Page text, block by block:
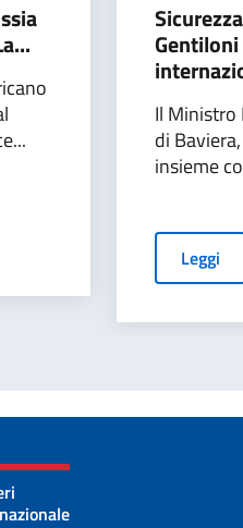
Il Ministro
di
insieme
Leggi